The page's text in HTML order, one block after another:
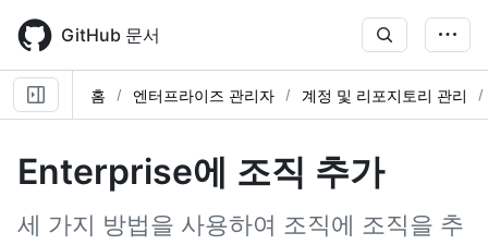
main
content
GitHub 문서
홈 엔터프라이즈 관리자 계정 및 리포지토리 관리
Enterprise에 조직 추가
세 가지 방법을 사용하여 조직에 조직을 추